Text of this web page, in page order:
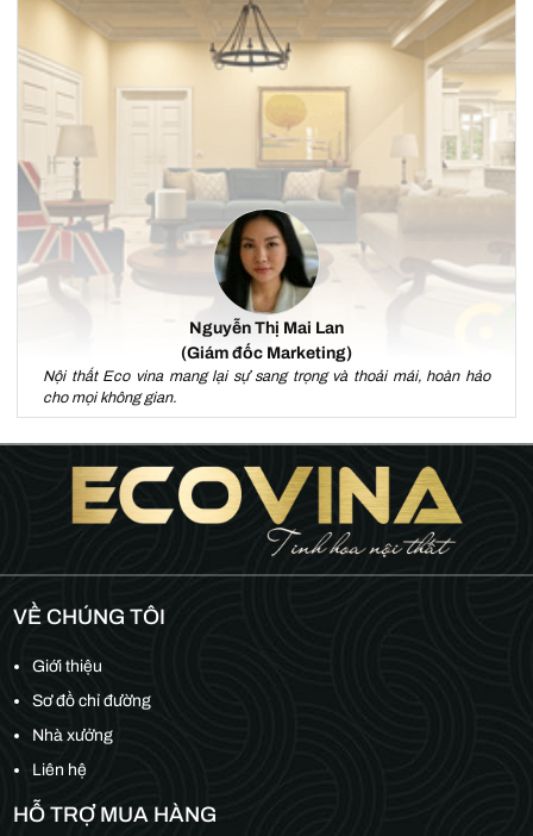
Nguyễn Thị Mai Lan
(Giám đốc Marketing)
Nội thất Eco vina mang lại sự sang trọng và thoải mái, hoàn hảo
cho mọi không gian.
VỀ CHÚNG TÔI
Giới thiệu
Sơ đồ chỉ đường
Nhà xưởng
Liên hệ
HỖ TRỢ MUA HÀNG